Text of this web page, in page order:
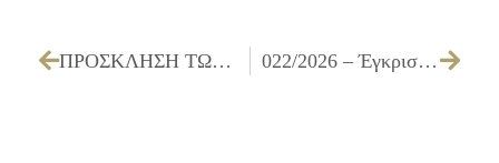
ΠΡΟΣΚΛΗΣΗ ΤΩΝ ΜΕΛΩΝ ΤΗΣ ΔΗΜΟΤΙΚΗΣ ΕΠΙΤΡΟΠΗΣ ΓΙΑ ΤΗΝ 17/03/2026 022/2026 – Έγκριση καταβολής του ποσού των τριακοσίων ευρώ (300,00€) σε δικαιούχους αντί για παροχή γάλακτος ενός λίτρου σε ημερήσια βάση